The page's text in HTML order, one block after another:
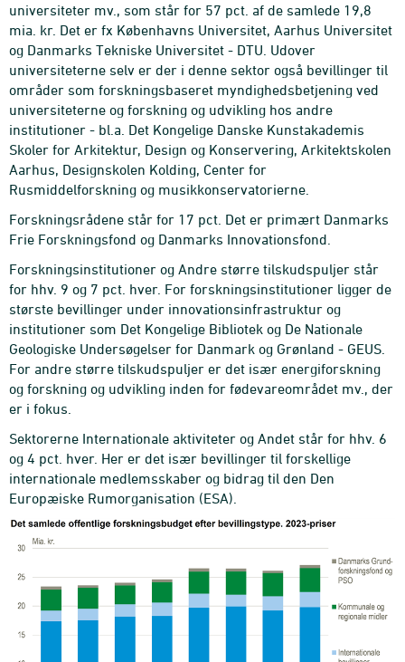
universiteter mv., som står for 57 pct. af de samlede 19,8
mia. kr. Det er fx Københavns Universitet, Aarhus Universitet
og Danmarks Tekniske Universitet - DTU. Udover
universiteterne selv er der i denne sektor også bevillinger til
områder som forskningsbaseret myndighedsbetjening ved
universiteterne og forskning og udvikling hos andre
institutioner - bl.a. Det Kongelige Danske Kunstakademis
Skoler for Arkitektur, Design og Konservering, Arkitektskolen
Aarhus, Designskolen Kolding, Center for
Rusmiddelforskning og musikkonservatorierne.
Forskningsrådene står for 17 pct. Det er primært Danmarks
Frie Forskningsfond og Danmarks Innovationsfond.
Forskningsinstitutioner og Andre større tilskudspuljer står
for hhv. 9 og 7 pct. hver. For forskningsinstitutioner ligger de
største bevillinger under innovationsinfrastruktur og
institutioner som Det Kongelige Bibliotek og De Nationale
Geologiske Undersøgelser for Danmark og Grønland - GEUS.
For andre større tilskudspuljer er det især energiforskning
og forskning og udvikling inden for fødevareområdet mv., der
er i fokus.
Sektorerne Internationale aktiviteter og Andet står for hhv. 6
og 4 pct. hver. Her er det især bevillinger til forskellige
internationale medlemsskaber og bidrag til den Den
Europæiske Rumorganisation (ESA).